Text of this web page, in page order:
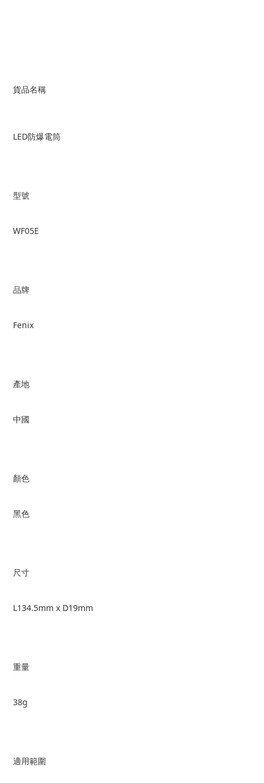
貨品名稱
LED防爆電筒
型號
WF05E
品牌
Fenix
產地
中國
顏色
黑色
尺寸
L134.5mm x D19mm
重量
38g
適用範圍